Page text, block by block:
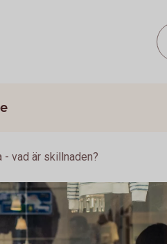
vad är skillnaden?